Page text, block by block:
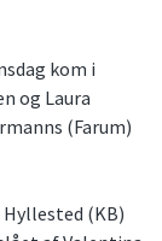
kom i
og Laura
(Farum)
(KB)